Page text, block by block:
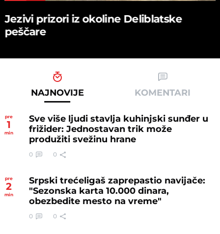
Jezivi prizori iz okoline Deliblatske
peščare
NAJNOVIJE KOMENTARI
pre
1
min
Sve više ljudi stavlja kuhinjski sunđer u
frižider: Jednostavan trik može
produžiti svežinu hrane
0 0
pre
2
min
Srpski trećeligaš zaprepastio navijače:
"Sezonska karta 10.000 dinara,
obezbedite mesto na vreme"
0 0